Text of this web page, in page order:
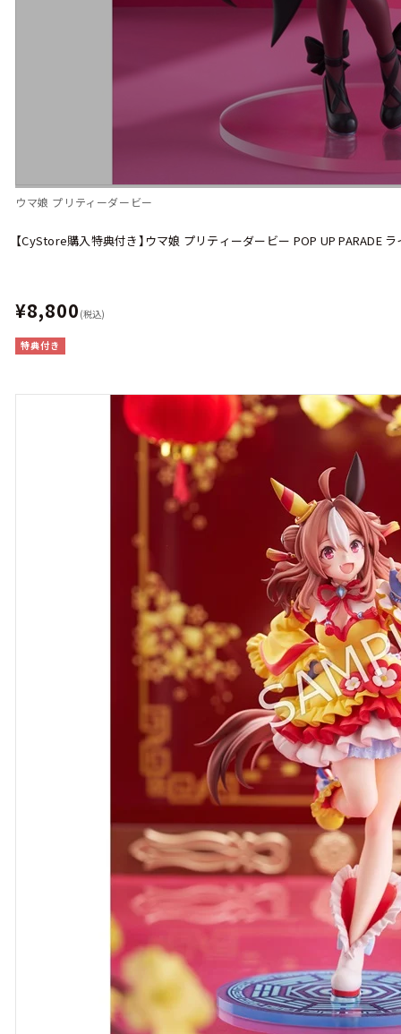
ウマ娘 プリティーダービー
【CyStore購入特典付き】ウマ娘 プリティーダービー POP UP PARADE
¥8,800 (税込)
特典付き